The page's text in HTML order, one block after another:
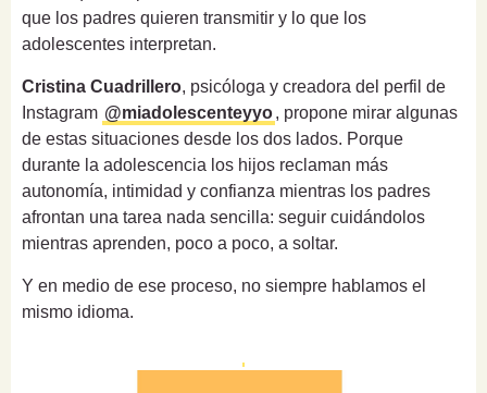
que los padres quieren transmitir y lo que los
adolescentes interpretan.
Cristina Cuadrillero, psicóloga y creadora del perfil de
Instagram @miadolescenteyyo, propone mirar algunas
de estas situaciones desde los dos lados. Porque
durante la adolescencia los hijos reclaman más
autonomía, intimidad y confianza mientras los padres
afrontan una tarea nada sencilla: seguir cuidándolos
mientras aprenden, poco a poco, a soltar.
Y en medio de ese proceso, no siempre hablamos el
mismo idioma.